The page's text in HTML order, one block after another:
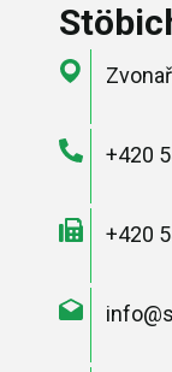
+420
+420